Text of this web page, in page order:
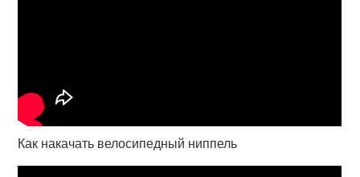
Как накачать велосипедный ниппель